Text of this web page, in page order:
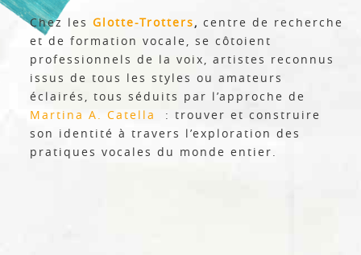
Chez les Glotte-Trotters, centre de recherche
et de formation vocale, se côtoient
professionnels de la voix, artistes reconnus
issus de tous les styles ou amateurs
éclairés, tous séduits par l’approche de
Martina A. Catella
: trouver et construire
son identité à travers l’exploration des
pratiques vocales du monde entier.